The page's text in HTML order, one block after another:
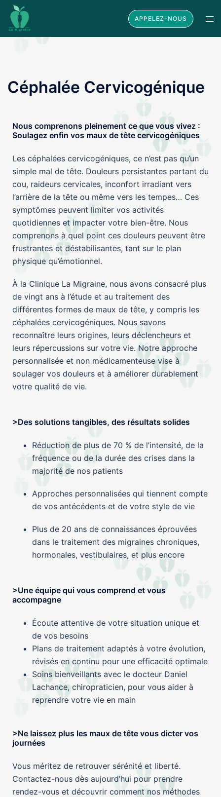
APPELEZ-NOUS
Céphalée Cervicogénique
Nous comprenons pleinement ce que vous vivez :
Soulagez enfin vos maux de tête cervicogéniques
Les céphalées cervicogéniques, ce n’est pas qu’un
simple mal de tête. Douleurs persistantes partant du
cou, raideurs cervicales, inconfort irradiant vers
l’arrière de la tête ou même vers les tempes… Ces
symptômes peuvent limiter vos activités
quotidiennes et impacter votre bien-être. Nous
comprenons à quel point ces douleurs peuvent être
frustrantes et déstabilisantes, tant sur le plan
physique qu’émotionnel.
À la Clinique La Migraine, nous avons consacré plus
de vingt ans à l’étude et au traitement des
différentes formes de maux de tête, y compris les
céphalées cervicogéniques. Nous savons
reconnaître leurs origines, leurs déclencheurs et
leurs répercussions sur votre vie. Notre approche
personnalisée et non médicamenteuse vise à
soulager vos douleurs et à améliorer durablement
votre qualité de vie.
>Des solutions tangibles, des résultats solides
Réduction de plus de 70 % de l’intensité, de la
fréquence ou de la durée des crises dans la
majorité de nos patients
Approches personnalisées qui tiennent compte
de vos antécédents et de votre style de vie
Plus de 20 ans de connaissances éprouvées
dans le traitement des migraines chroniques,
hormonales, vestibulaires, et plus encore
>Une équipe qui vous comprend et vous
accompagne
Écoute attentive de votre situation unique et
de vos besoins
Plans de traitement adaptés à votre évolution,
révisés en continu pour une efficacité optimale
Soins bienveillants avec le docteur Daniel
Lachance, chiropraticien, pour vous aider à
reprendre votre vie en main
>Ne laissez plus les maux de tête vous dicter vos
journées
Vous méritez de retrouver sérénité et liberté.
Contactez-nous dès aujourd’hui pour prendre
rendez-vous et découvrir comment nos méthodes